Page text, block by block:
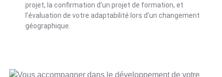
projet, la confirmation d’un projet de formation, et
l’évaluation de votre adaptabilité lors d’un changement
géographique.